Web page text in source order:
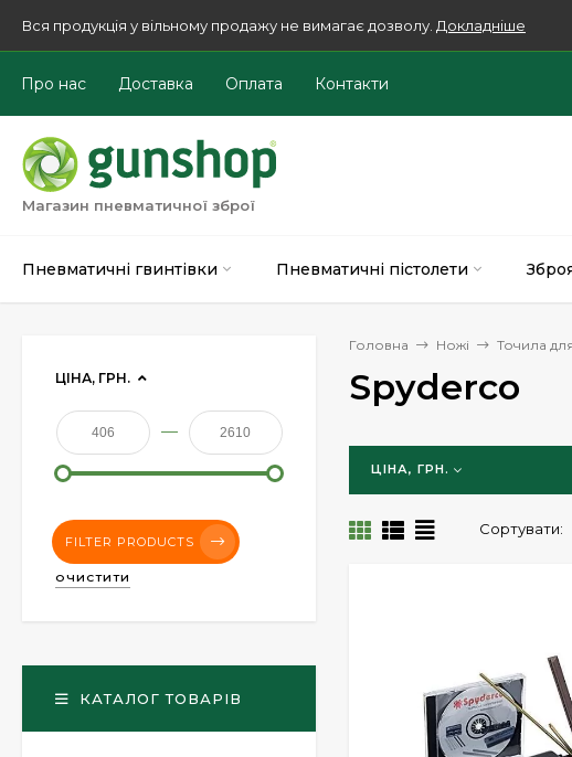
Вся продукція у вільному продажу не вимагає дозволу. Докладніше
Про нас Доставка Оплата Контакти
Магазин пневматичної зброї
Пневматичні гвинтівки Пневматичні пістолети
Головна Ножі Точила
Spyderco
ЦІНА, ГРН.
Сортувати:
ЦІНА, ГРН.
—
FILTER PRODUCTS
ОЧИСТИТИ
КАТАЛОГ ТОВАРІВ